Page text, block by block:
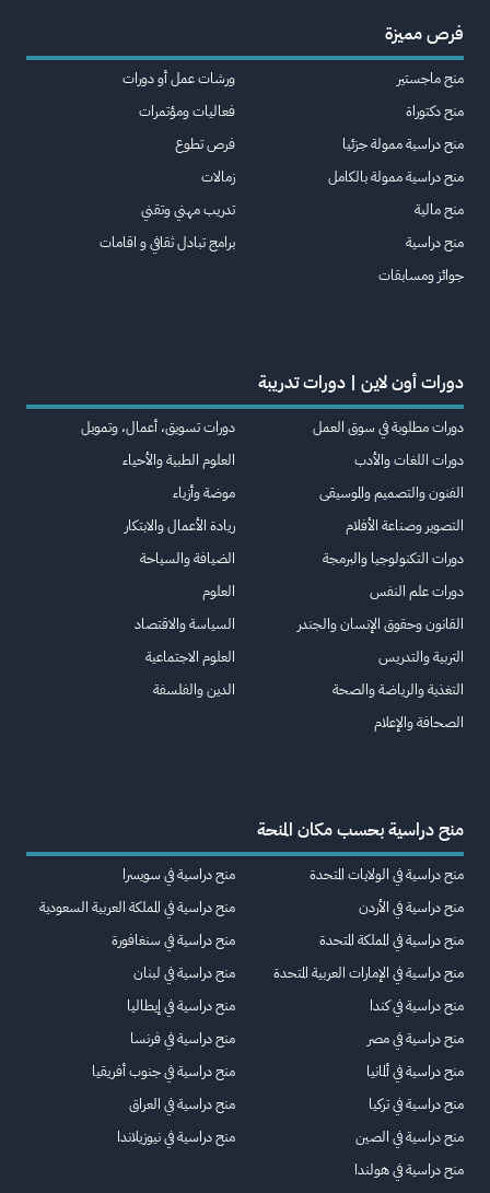
فرص مميزة
منح ماجستير
منح دكتوراة
منح دراسية ممولة جزئيا
منح دراسية ممولة بالكامل
منح مالية
منح دراسية
جوائز ومسابقات
ورشات عمل أو دورات
فعاليات ومؤتمرات
فرص تطوع
زمالات
تدريب مهني وتقني
برامج تبادل ثقافي و اقامات
دورات أون لاين | دورات تدريبة
دورات مطلوبة في سوق العمل
دورات اللغات والأدب
الفنون والتصميم والموسيقى
التصوير وصناعة الأفلام
دورات التكنولوجيا والبرمجة
دورات علم النفس
القانون وحقوق الإنسان والجندر
التربية والتدريس
التغذية والرياضة والصحة
الصحافة والإعلام
دورات تسويق، أعمال، وتمويل
العلوم الطبية والأحياء
موضة وأزياء
ريادة الأعمال والابتكار
الضيافة والسياحة
العلوم
السياسة والاقتصاد
العلوم الاجتماعية
الدين والفلسفة
منح دراسية بحسب مكان المنحة
منح دراسية في الولايات المتحدة
منح دراسية في الأردن
منح دراسية في المملكة المتحدة
منح دراسية في الإمارات العربية المتحدة
منح دراسية في كندا
منح دراسية في مصر
منح دراسية في ألمانيا
منح دراسية في تركيا
منح دراسية في الصين
منح دراسية في هولندا
منح دراسية في سويسرا
منح دراسية في المملكة العربية السعودية
منح دراسية في سنغافورة
منح دراسية في لبنان
منح دراسية في إيطاليا
منح دراسية في فرنسا
منح دراسية في جنوب أفريقيا
منح دراسية في العراق
منح دراسية في نيوزيلاندا